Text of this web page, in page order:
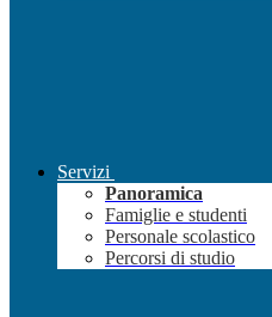
Servizi
Panoramica
Famiglie e studenti
Personale scolastico
Percorsi di studio